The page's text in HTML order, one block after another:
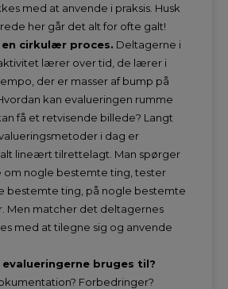
med at anvende i praksis. Husk
her går det alt for ofte galt!
cirkulær proces. Deltagerne i
lærer over tid, de lærer i
der er masser af bump på
kan evalueringen rumme
få et retvisende billede? Langt
i dag er
lineært tilrettelagt. Man spørger
om nogle bestemte ting, tester
bestemte ting, på nogle bestemte
Men matcher det deltagernes
med at tilegne sig og anvende
evalueringerne bruges til?
Forbedringer?